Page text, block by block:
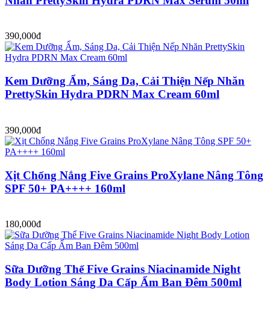
390,000đ
Kem Dưỡng Ẩm, Sáng Da, Cải Thiện Nếp Nhăn
PrettySkin Hydra PDRN Max Cream 60ml
390,000đ
Xịt Chống Nắng Five Grains ProXylane Nâng Tông
SPF 50+ PA++++ 160ml
180,000đ
Sữa Dưỡng Thể Five Grains Niacinamide Night
Body Lotion Sáng Da Cấp Ẩm Ban Đêm 500ml